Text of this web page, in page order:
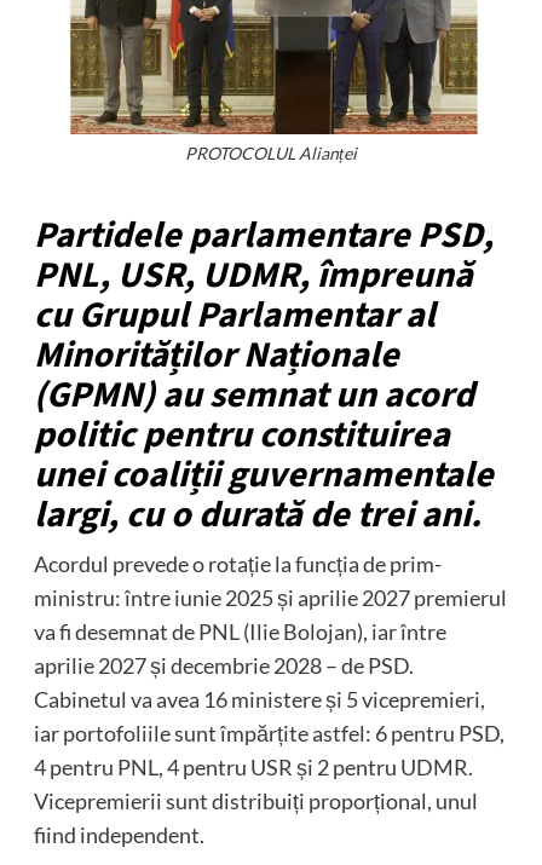
PROTOCOLUL Alianței
Partidele parlamentare PSD,
PNL, USR, UDMR, împreună
cu Grupul Parlamentar al
Minorităților Naționale
(GPMN) au semnat un acord
politic pentru constituirea
unei coaliții guvernamentale
largi, cu o durată de trei ani.
Acordul prevede o rotație la funcția de prim-
ministru: între iunie 2025 și aprilie 2027 premierul
va fi desemnat de PNL (Ilie Bolojan), iar între
aprilie 2027 și decembrie 2028 – de PSD.
Cabinetul va avea 16 ministere și 5 vicepremieri,
iar portofoliile sunt împărțite astfel: 6 pentru PSD,
4 pentru PNL, 4 pentru USR și 2 pentru UDMR.
Vicepremierii sunt distribuiți proporțional, unul
fiind independent.